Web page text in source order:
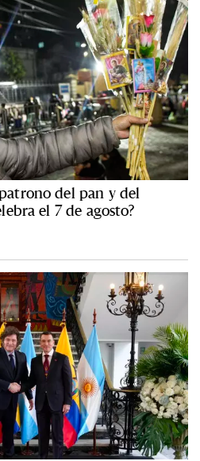
del pan y del
el 7 de agosto?